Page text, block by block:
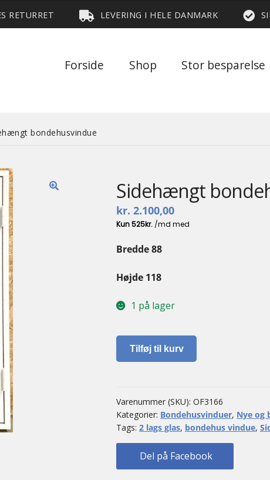
RETURRET LEVERING I HELE DANMARK
Forside Shop Stor besparelse
bondehusvindue
Sidehængt
kr. 2.100,00
Bredde 88
Højde 118
1 på lager
Sidehængt
bondehusvindue
Tilføj til kurv
Varenummer (SKU): OF3166
Kategorier: Bondehusvinduer, Nye og
Tags: 2 lags glas, bondehus vindue,
Del på Facebook